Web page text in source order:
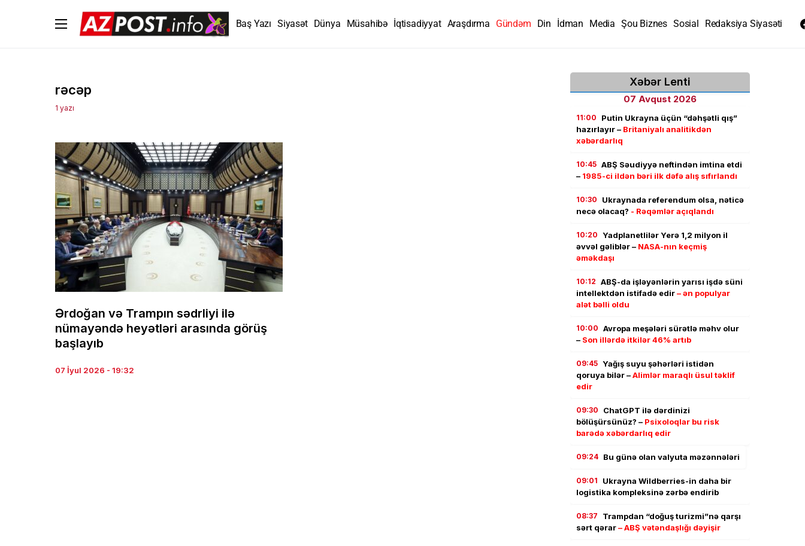
Baş Yazı Siyasət Dünya Müsahibə İqtisadiyyat Araşdırma Gündəm Din İdman Media Şou Biznes Sosial Redaksiya Siyasəti
rəcəp
1 yazı
Ərdoğan və Trampın sədrliyi ilə
nümayəndə heyətləri arasında görüş
başlayıb
07 İyul 2026 - 19:32
Xəbər Lenti
07 Avqust 2026
11:00
Putin Ukrayna üçün “dəhşətli qış”
hazırlayır – Britaniyalı analitikdən
xəbərdarlıq
10:45 ABŞ Səudiyyə neftindən imtina etdi
– 1985-ci ildən bəri ilk dəfə alış sıfırlandı
10:30
Ukraynada referendum olsa, nəticə
necə olacaq? - Rəqəmlər açıqlandı
10:20 Yadplanetlilər Yerə 1,2 milyon il
əvvəl gəliblər – NASA-nın keçmiş
əməkdaşı
10:12 ABŞ-da işləyənlərin yarısı işdə süni
intellektdən istifadə edir– ən populyar
alət bəlli oldu
10:00 Avropa meşələri sürətlə məhv olur
– Son illərdə itkilər 46% artıb
09:45 Yağış suyu şəhərləri istidən
qoruya bilər –Alimlər maraqlı üsul təklif
edir
09:30
ChatGPT ilə dərdinizi
bölüşürsünüz? – Psixoloqlar bu risk
barədə xəbərdarlıq edir
09:24 Bu günə olan valyuta məzənnələri
09:01
Ukrayna Wildberries-in daha bir
logistika kompleksinə zərbə endirib
08:37
Trampdan “doğuş turizmi”nə qarşı
sərt qərar– ABŞ vətəndaşlığı dəyişir